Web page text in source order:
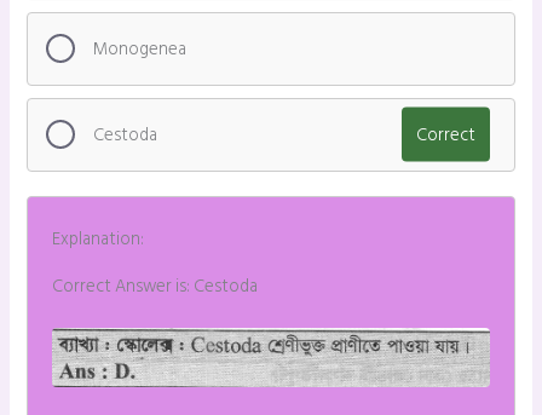
Monogenea
Cestoda Correct
Explanation:
Correct Answer is: Cestoda